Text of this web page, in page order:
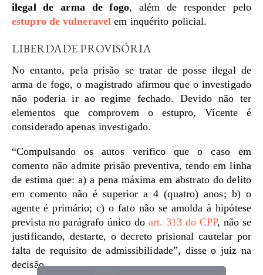
ilegal de arma de fogo, além de responder pelo
estupro de vulneravelem inquérito policial.
LIBERDADE PROVISÓRIA
No entanto, pela prisão se tratar de posse ilegal de
arma de fogo, o magistrado afirmou que o investigado
não poderia ir ao regime fechado. Devido não ter
elementos que comprovem o estupro, Vicente é
considerado apenas investigado.
“Compulsando os autos verifico que o caso em
comento não admite prisão preventiva, tendo em linha
de estima que: a) a pena máxima em abstrato do delito
em comento não é superior a 4 (quatro) anos; b) o
agente é primário; c) o fato não se amolda à hipótese
prevista no parágrafo único do art. 313 do CPP, não se
justificando, destarte, o decreto prisional cautelar por
falta de requisito de admissibilidade”, disse o juiz na
decisão.